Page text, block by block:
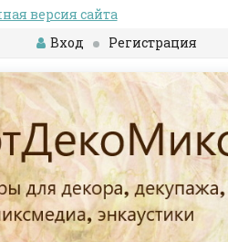
версия сайта
Вход Регистрация